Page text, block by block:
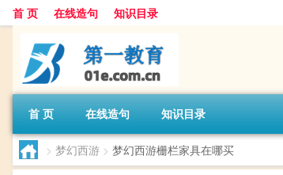
首 页 在线造句 知识目录
首 页 在线造句 知识目录
> 梦幻西游 > 梦幻西游栅栏家具在哪买